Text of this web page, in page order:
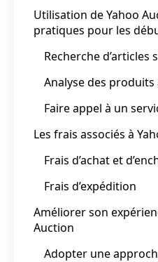
Utilisation de Yahoo
pratiques pour les
Recherche
Analyse des
Faire appel à un
Les frais associés à
Frais d’achat et
Frais d’expédition
Améliorer son
Auction
Adopter une